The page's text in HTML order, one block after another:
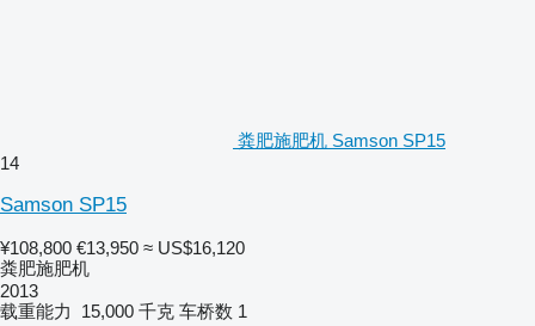
粪肥施肥机 Samson SP15
14
Samson SP15
¥108,800 €13,950 ≈ US$16,120
粪肥施肥机
2013
载重能力
15,000 千克 车桥数 1